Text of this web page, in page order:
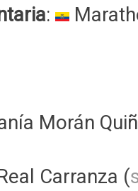
:
Morán
Carranza (